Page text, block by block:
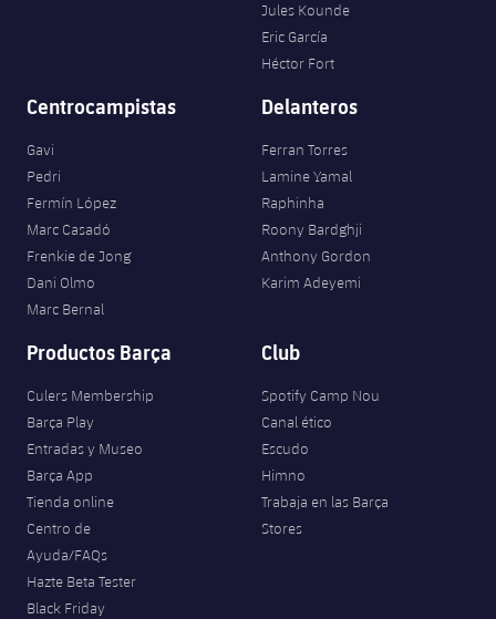
Jules Kounde
Eric García
Héctor Fort
Centrocampistas
Gavi
Pedri
Fermín López
Marc Casadó
Frenkie de Jong
Dani Olmo
Marc Bernal
Delanteros
Ferran Torres
Lamine Yamal
Raphinha
Roony Bardghji
Anthony Gordon
Karim Adeyemi
Productos Barça
Culers Membership
Barça Play
Entradas y Museo
Barça App
Tienda online
Centro de
Ayuda/FAQs
Hazte Beta Tester
Black Friday
Club
Spotify Camp Nou
Canal ético
Escudo
Himno
Trabaja en las Barça
Stores